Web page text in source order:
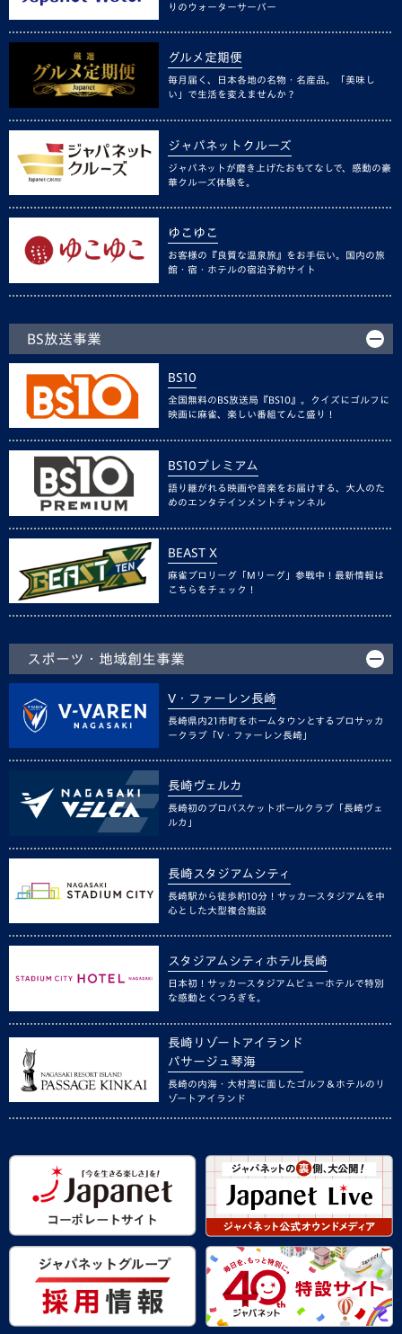
りのウォーターサーバー
グルメ定期便
毎月届く、日本各地の名物・名産品。「美味し
い」で生活を変えませんか？
ジャパネットクルーズ
ジャパネットが磨き上げたおもてなしで、感動の豪
華クルーズ体験を。
ゆこゆこ
お客様の『良質な温泉旅』をお手伝い。国内の旅
館・宿・ホテルの宿泊予約サイト
BS放送事業
BS10
全国無料のBS放送局『BS10』。クイズにゴルフに
映画に麻雀、楽しい番組てんこ盛り！
BS10プレミアム
語り継がれる映画や音楽をお届けする、大人のた
めのエンタテインメントチャンネル
BEAST X
麻雀プロリーグ「Mリーグ」参戦中！最新情報は
こちらをチェック！
スポーツ・地域創生事業
V・ファーレン長崎
長崎県内21市町をホームタウンとするプロサッカ
ークラブ「V・ファーレン長崎」
長崎ヴェルカ
長崎初のプロバスケットボールクラブ「長崎ヴェ
ルカ」
長崎スタジアムシティ
長崎駅から徒歩約10分！サッカースタジアムを中
心とした大型複合施設
スタジアムシティホテル長崎
日本初！サッカースタジアムビューホテルで特別
な感動とくつろぎを。
長崎リゾートアイランド
パサージュ琴海
長崎の内海・大村湾に面したゴルフ＆ホテルのリ
ゾートアイランド